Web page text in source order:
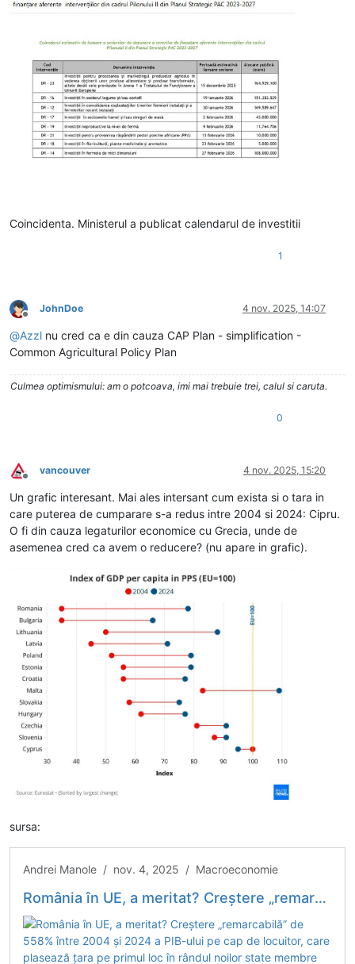
Coincidenta. Ministerul a publicat calendarul de investitii
1
Deconectat
JohnDoe 4 nov. 2025, 14:07
@Azzl nu cred ca e din cauza CAP Plan - simplification -
Common Agricultural Policy Plan
Culmea optimismului: am o potcoava, imi mai trebuie trei, calul si caruta.
0
Deconectat
vancouver 4 nov. 2025, 15:20
Un grafic interesant. Mai ales intersant cum exista si o tara in
care puterea de cumparare s-a redus intre 2004 si 2024: Cipru.
O fi din cauza legaturilor economice cu Grecia, unde de
asemenea cred ca avem o reducere? (nu apare in grafic).
sursa:
Andrei Manole / nov. 4, 2025 / Macroeconomie
România în UE, a meritat? Creștere „remarcabilă” de 558% între 2004 și 2024 a PIB-ului pe cap de locuitor, care plasează țara pe primul loc în rândul noilor state membre